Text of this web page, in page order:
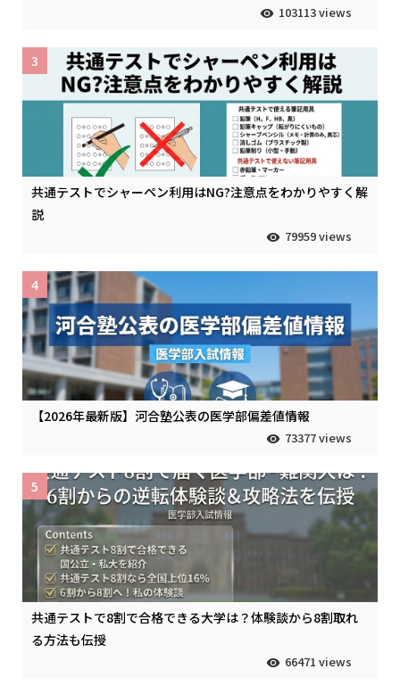
103113 views
共通テストでシャーペン利用はNG?注意点をわかりやすく解
説
79959 views
3
【2026年最新版】河合塾公表の医学部偏差値情報
73377 views
4
共通テストで8割で合格できる大学は？体験談から8割取れ
る方法も伝授
66471 views
5